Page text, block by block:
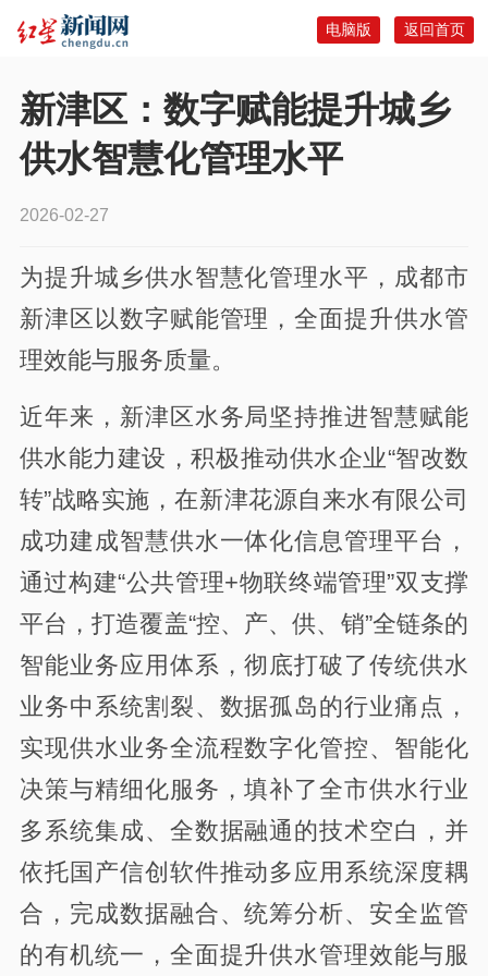
返回首页
电脑版
新津区：数字赋能提升城乡
供水智慧化管理水平
2026-02-27
为提升城乡供水智慧化管理水平，成都市
新津区以数字赋能管理，全面提升供水管
理效能与服务质量。
近年来，新津区水务局坚持推进智慧赋能
供水能力建设，积极推动供水企业“智改数
转”战略实施，在新津花源自来水有限公司
成功建成智慧供水一体化信息管理平台，
通过构建“公共管理+物联终端管理”双支撑
平台，打造覆盖“控、产、供、销”全链条的
智能业务应用体系，彻底打破了传统供水
业务中系统割裂、数据孤岛的行业痛点，
实现供水业务全流程数字化管控、智能化
决策与精细化服务，填补了全市供水行业
多系统集成、全数据融通的技术空白，并
依托国产信创软件推动多应用系统深度耦
合，完成数据融合、统筹分析、安全监管
的有机统一，全面提升供水管理效能与服